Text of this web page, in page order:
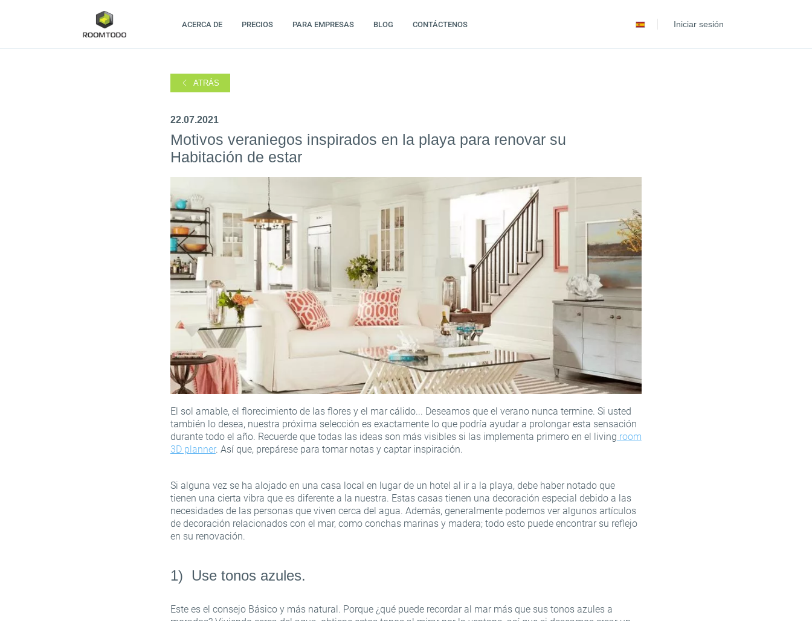
ACERCA DE PRECIOS PARA EMPRESAS BLOG CONTÁCTENOS
PortuguêsIniciar sesión
ATRÁS
22.07.2021
Motivos veraniegos inspirados en la playa para renovar su
Habitación de estar
El sol amable, el florecimiento de las flores y el mar cálido... Deseamos que el verano nunca termine. Si usted
también lo desea, nuestra próxima selección es exactamente lo que podría ayudar a prolongar esta sensación
durante todo el año. Recuerde que todas las ideas son más visibles si las implementa primero en el living room
3D planner. Así que, prepárese para tomar notas y captar inspiración.
Si alguna vez se ha alojado en una casa local en lugar de un hotel al ir a la playa, debe haber notado que
tienen una cierta vibra que es diferente a la nuestra. Estas casas tienen una decoración especial debido a las
necesidades de las personas que viven cerca del agua. Además, generalmente podemos ver algunos artículos
de decoración relacionados con el mar, como conchas marinas y madera; todo esto puede encontrar su reflejo
en su renovación.
1) Use tonos azules.
Este es el consejo Básico y más natural. Porque ¿qué puede recordar al mar más que sus tonos azules a